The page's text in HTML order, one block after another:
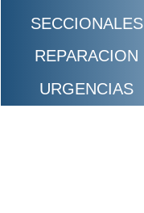
SECCIONALES
REPARACION
URGENCIAS